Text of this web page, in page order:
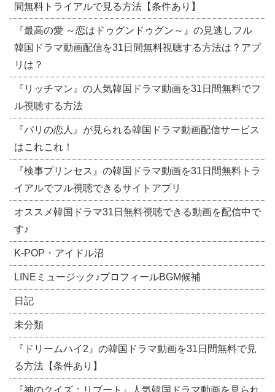
間無料トライアルで見る方法【条件あり】
『最高の愛 ～恋はドゥグンドゥグン～』の見逃しフル
韓国ドラマ動画配信を31日間無料視聴する方法は？アプ
リは？
『リッチマン』の人気韓国ドラマ動画を31日間無料でフ
ル視聴する方法
『パリの恋人』が見られる韓国ドラマ動画配信サービス
はこれこれ！
『検事プリンセス』の韓国ドラマ動画を31日間無料トラ
イアルでフル視聴できるサイトアプリ
オススメ韓国ドラマ31日無料視聴できる動画を配信中で
す♪
​K-POP・アイドル沼
LINEミュージック♪プロフィールBGM候補
日記
未分類
『ドリームハイ2』の韓国ドラマ動画を31日間無料で見
る方法【条件あり】
『神のクイズ：リブート』人気韓国ドラマ動画を見られ